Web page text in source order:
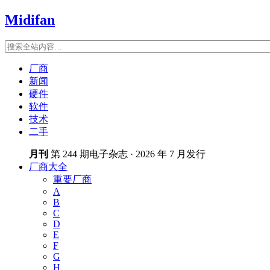
Midifan
厂商
新闻
硬件
软件
技术
二手
月刊 第 244 期电子杂志 · 2026 年 7 月发行
厂商大全
重要厂商
A
B
C
D
E
F
G
H